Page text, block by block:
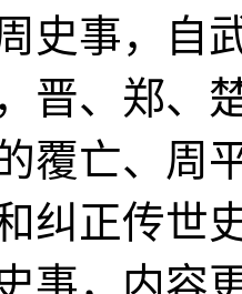
史事，自
晋、郑、
覆亡、周
纠正传世